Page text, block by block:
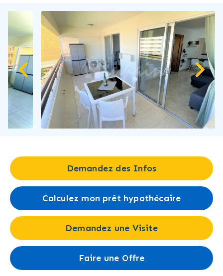
Demandez des Infos
Calculez mon prêt hypothécaire
Demandez une Visite
Faire une Offre